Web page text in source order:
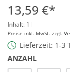
Durchschnittliche
13,59 €*
Inhalt: 1 l
Preise inkl. MwSt. zzgl.
Lieferzeit: 1-3
ANZAHL